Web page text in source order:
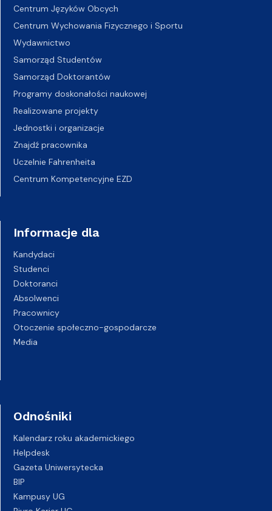
Centrum Języków Obcych
Centrum Wychowania Fizycznego i Sportu
Wydawnictwo
Samorząd Studentów
Samorząd Doktorantów
Programy doskonałości naukowej
Realizowane projekty
Jednostki i organizacje
Znajdź pracownika
Uczelnie Fahrenheita
Centrum Kompetencyjne EZD
Informacje dla
Kandydaci
Studenci
Doktoranci
Absolwenci
Pracownicy
Otoczenie społeczno-gospodarcze
Media
Odnośniki
Kalendarz roku akademickiego
Helpdesk
Gazeta Uniwersytecka
BIP
Kampusy UG